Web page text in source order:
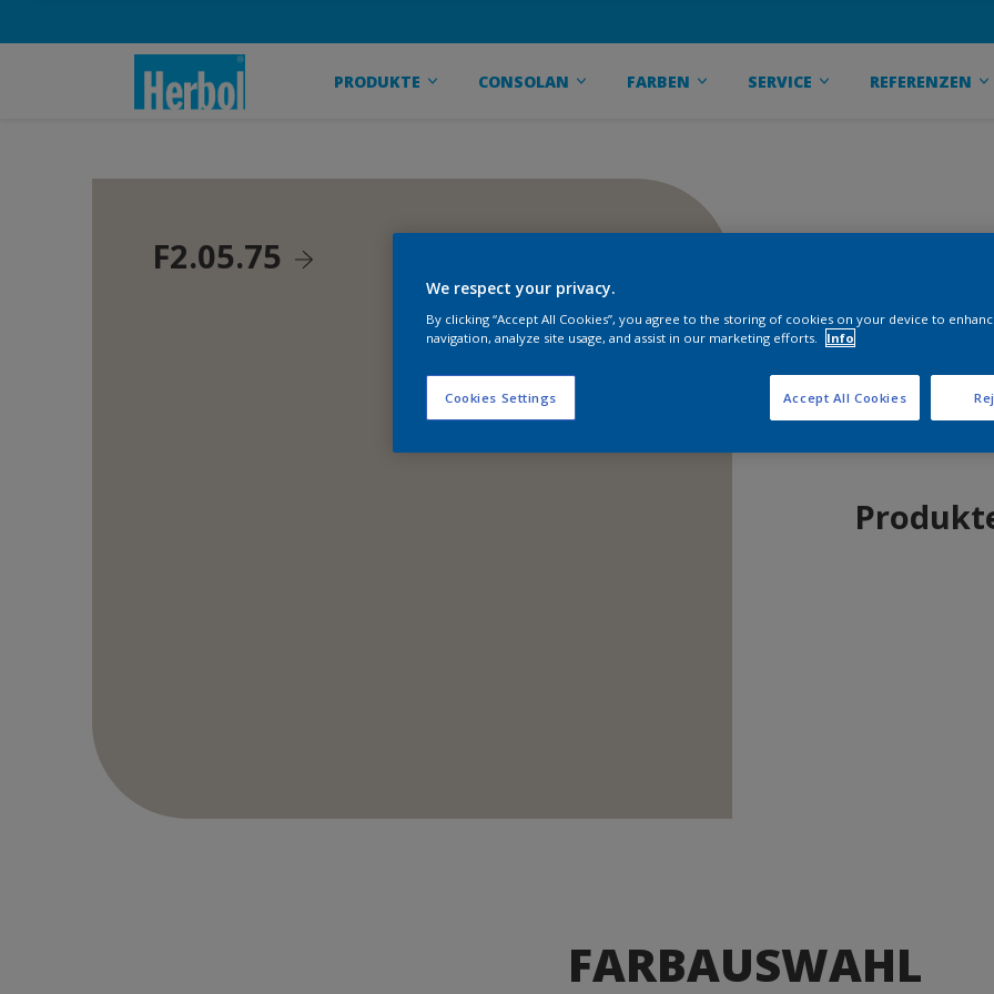
PRODUKTE CONSOLAN FARBEN SERVICE REFERENZEN
F2.05.75
FARBAUSWAHL
We respect your privacy.
By clicking “Accept All Cookies”, you agree to the storing of cookies on your device to
navigation, analyze site usage, and assist in our marketing efforts.
Info
Cookies Settings Accept All Cookies